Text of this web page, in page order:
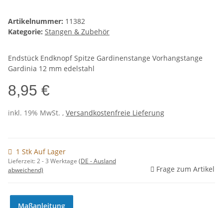
Artikelnummer: 11382
Kategorie: Stangen & Zubehör
Endstück Endknopf Spitze Gardinenstange Vorhangstange
Gardinia 12 mm edelstahl
8,95 €
inkl. 19% MwSt. , Versandkostenfreie Lieferung
1 Stk Auf Lager
Lieferzeit:2 - 3 Werktage (DE - Ausland
abweichend)
Frage zum Artikel
Maßanleitung